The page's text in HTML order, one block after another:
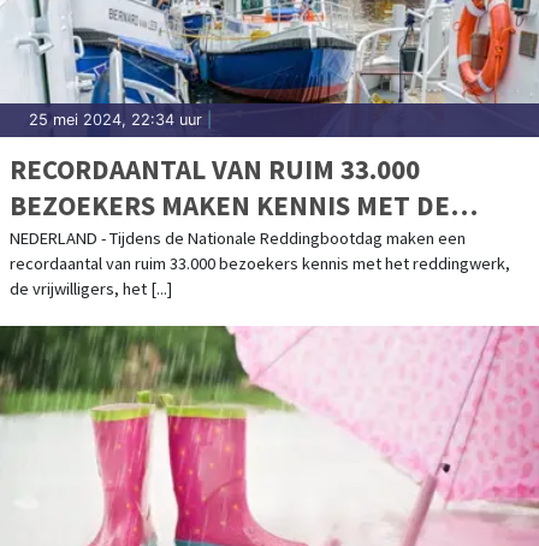
25 mei 2024, 22:34 uur
RECORDAANTAL VAN RUIM 33.000
BEZOEKERS MAKEN KENNIS MET DE
KNRM BIJ 46 REDDINGSTATIONS DOOR
HEEL NEDERLAND OP NATIONALE
NEDERLAND - Tijdens de Nationale Reddingbootdag maken een
recordaantal van ruim 33.000 bezoekers kennis met het reddingwerk,
de vrijwilligers, het [...]